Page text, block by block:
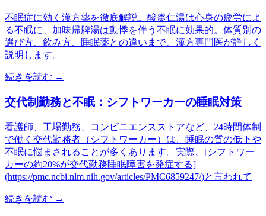
不眠症に効く漢方薬を徹底解説。酸棗仁湯は心身の疲労によ
る不眠に、加味帰脾湯は動悸を伴う不眠に効果的。体質別の
選び方、飲み方、睡眠薬との違いまで、漢方専門医が詳しく
説明します。
続きを読む →
交代制勤務と不眠：シフトワーカーの睡眠対策
看護師、工場勤務、コンビニエンスストアなど、24時間体制
で働く交代勤務者（シフトワーカー）は、睡眠の質の低下や
不眠に悩まされることが多くあります。実際、[シフトワー
カーの約20%が交代勤務睡眠障害を発症する]
(https://pmc.ncbi.nlm.nih.gov/articles/PMC6859247/)と言われて
続きを読む →